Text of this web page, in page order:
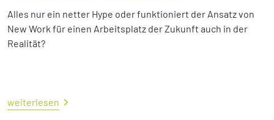
Alles nur ein netter Hype oder funktioniert der Ansatz von
New Work für einen Arbeitsplatz der Zukunft auch in der
Realität?
weiterlesen